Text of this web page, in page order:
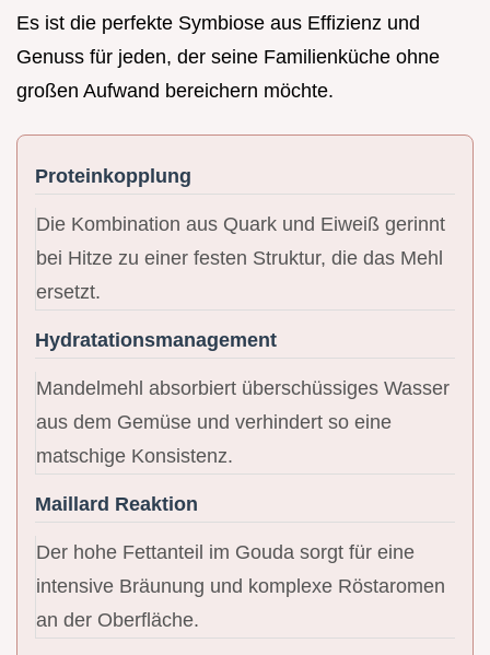
Es ist die perfekte Symbiose aus Effizienz und
Genuss für jeden, der seine Familienküche ohne
großen Aufwand bereichern möchte.
Proteinkopplung
Die Kombination aus Quark und Eiweiß gerinnt
bei Hitze zu einer festen Struktur, die das Mehl
ersetzt.
Hydratationsmanagement
Mandelmehl absorbiert überschüssiges Wasser
aus dem Gemüse und verhindert so eine
matschige Konsistenz.
Maillard Reaktion
Der hohe Fettanteil im Gouda sorgt für eine
intensive Bräunung und komplexe Röstaromen
an der Oberfläche.